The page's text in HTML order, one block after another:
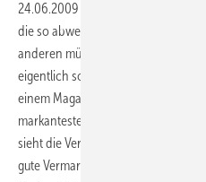
24.06.2009
die so abweisend und klein sind wie
anderen müssten auf Dauer
eigentlich so etwas wie ­der direkte
einem Magazin der ­Süddeutschen
markantesten Appellen, das Bad als
sieht die Vereinigung Deutsche
gute Vermarktungschancen für die